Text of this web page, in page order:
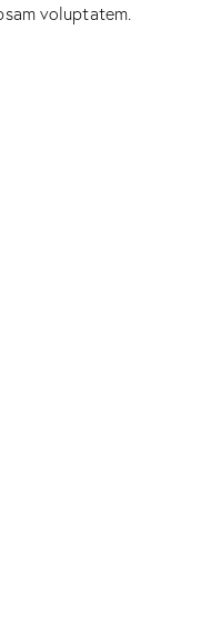
voluptatem.